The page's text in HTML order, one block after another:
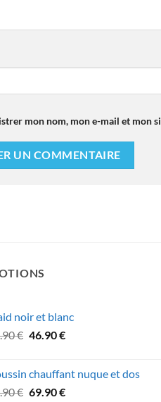
mon nom, mon e-mail et mon
noir et blanc
€ Le
était :
49.90 €.
46.90€Le
est :
46.90 €.
chauffant nuque et dos
€ Le
69.90€Le